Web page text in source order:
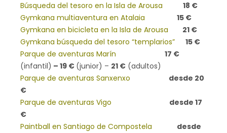
Búsqueda del tesoro en la Isla de Arousa
18 €
Gymkana multiaventura en Atalaia
15 €
Gymkana en bicicleta en la Isla de Arousa
21 €
Gymkana búsqueda del tesoro “templarios” 15 €
Parque de aventuras Marín
17 €
(infantil) – 19 € (junior) – 21 € (adultos)
Parque de aventuras Sanxenxo
desde 20
€
Parque de aventuras Vigo
desde 17
€
Paintball en Santiago de Compostela
desde